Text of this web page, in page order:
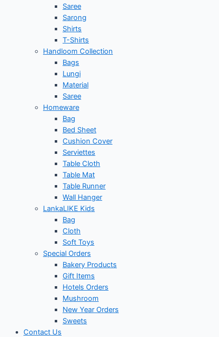
Saree
Sarong
Shirts
T-Shirts
Handloom Collection
Bags
Lungi
Material
Saree
Homeware
Bag
Bed Sheet
Cushion Cover
Serviettes
Table Cloth
Table Mat
Table Runner
Wall Hanger
LankaLIKE Kids
Bag
Cloth
Soft Toys
Special Orders
Bakery Products
Gift Items
Hotels Orders
Mushroom
New Year Orders
Sweets
Contact Us